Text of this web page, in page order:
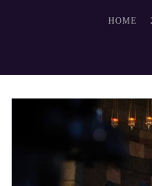
HOME